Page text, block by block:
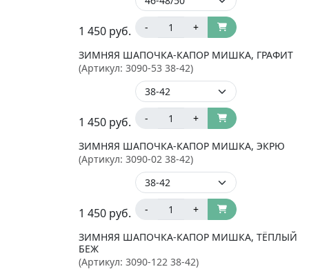
1 450 руб. - +
ЗИМНЯЯ ШАПОЧКА-КАПОР МИШКА, ГРАФИТ
(Артикул: 3090-53 38-42)
1 450 руб. - +
ЗИМНЯЯ ШАПОЧКА-КАПОР МИШКА, ЭКРЮ
(Артикул: 3090-02 38-42)
1 450 руб. - +
ЗИМНЯЯ ШАПОЧКА-КАПОР МИШКА, ТЁПЛЫЙ
БЕЖ
(Артикул: 3090-122 38-42)